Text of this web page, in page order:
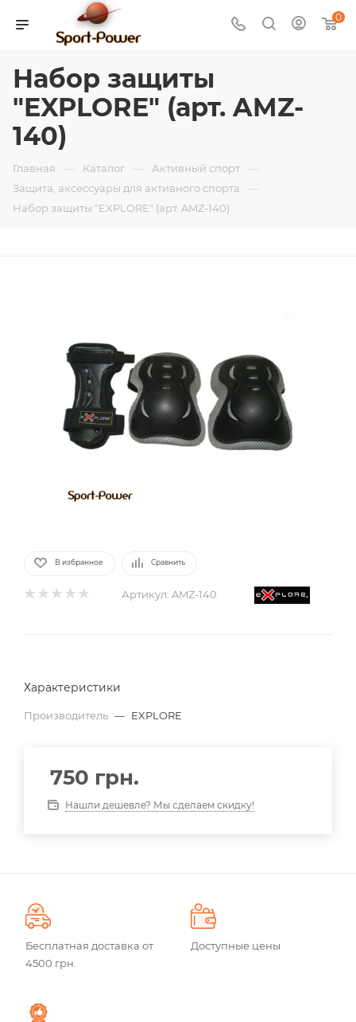
0
Набор защиты
"EXPLORE" (арт. AMZ-
140)
Главная — Каталог — Активный спорт —
Защита, аксессуары для активного спорта —
Набор защиты "EXPLORE" (арт. AMZ-140)
В избранное Сравнить
Артикул: AMZ-140
Характеристики
Производитель — EXPLORE
750 грн.
Нашли дешевле? Мы сделаем скидку!
Бесплатная доставка от
4500 грн.
Доступные цены